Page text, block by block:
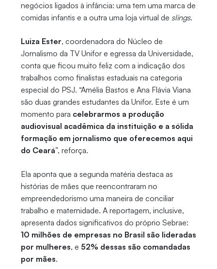
negócios ligados à infância: uma tem uma marca de
comidas infantis e a outra uma loja virtual de slings.
Luiza Ester, coordenadora do Núcleo de
Jornalismo da TV Unifor e egressa da Universidade,
conta que ficou muito feliz com a indicação dos
trabalhos como finalistas estaduais na categoria
especial do PSJ. “Amélia Bastos e Ana Flávia Viana
são duas grandes estudantes da Unifor. Este é um
momento para celebrarmos a produção
audiovisual acadêmica da instituição e a sólida
formação em jornalismo que oferecemos aqui
do Ceará”, reforça.
Ela aponta que a segunda matéria destaca as
histórias de mães que reencontraram no
empreendedorismo uma maneira de conciliar
trabalho e maternidade. A reportagem, inclusive,
apresenta dados significativos do próprio Sebrae:
10 milhões de empresas no Brasil são lideradas
por mulheres, e 52% dessas são comandadas
por mães.